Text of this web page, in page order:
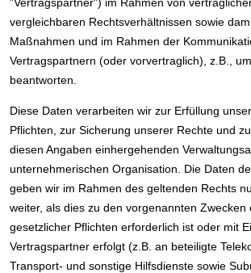
vergleichbaren Rechtsverhältnissen sowie
Maßnahmen und im Rahmen der
Vertragspartnern (oder vorvertraglich), z.B.,
beantworten.
Diese Daten verarbeiten wir zur Erfüllung
Pflichten, zur Sicherung unserer Rechte und
diesen Angaben einhergehenden
unternehmerischen Organisation. Die Daten
geben wir im Rahmen des geltenden Rechts
weiter, als dies zu den vorgenannten Zwecken
gesetzlicher Pflichten erforderlich ist oder mit
Vertragspartner erfolgt (z.B. an beteiligte
Transport- und sonstige Hilfsdienste sowie